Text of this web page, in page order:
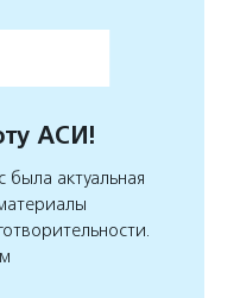
АСИ!
актуальная